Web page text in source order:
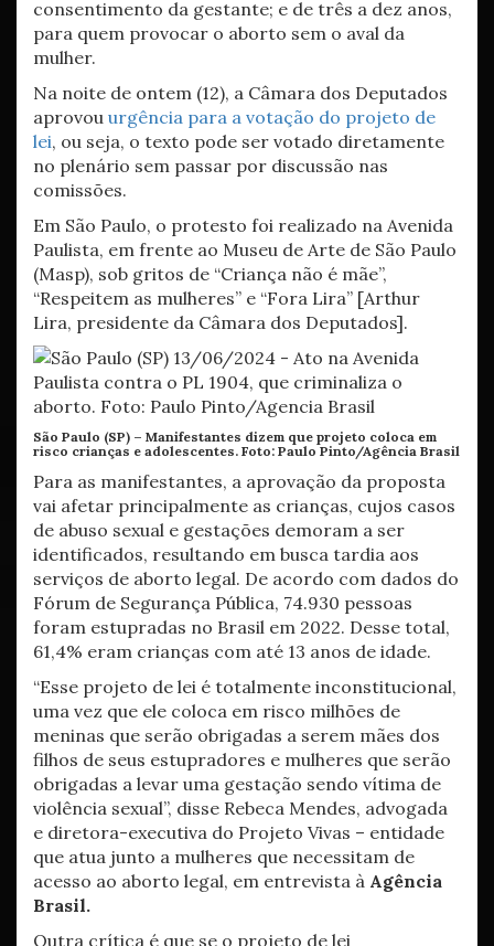
consentimento da gestante; e de três a dez anos,
para quem provocar o aborto sem o aval da
mulher.
Na noite de ontem (12), a Câmara dos Deputados
aprovou urgência para a votação do projeto de
lei, ou seja, o texto pode ser votado diretamente
no plenário sem passar por discussão nas
comissões.
Em São Paulo, o protesto foi realizado na Avenida
Paulista, em frente ao Museu de Arte de São Paulo
(Masp), sob gritos de “Criança não é mãe”,
“Respeitem as mulheres” e “Fora Lira” [Arthur
Lira, presidente da Câmara dos Deputados].
São Paulo (SP) – Manifestantes dizem que projeto coloca em
risco crianças e adolescentes. Foto: Paulo Pinto/Agência Brasil
Para as manifestantes, a aprovação da proposta
vai afetar principalmente as crianças, cujos casos
de abuso sexual e gestações demoram a ser
identificados, resultando em busca tardia aos
serviços de aborto legal. De acordo com dados do
Fórum de Segurança Pública, 74.930 pessoas
foram estupradas no Brasil em 2022. Desse total,
61,4% eram crianças com até 13 anos de idade.
“Esse projeto de lei é totalmente inconstitucional,
uma vez que ele coloca em risco milhões de
meninas que serão obrigadas a serem mães dos
filhos de seus estupradores e mulheres que serão
obrigadas a levar uma gestação sendo vítima de
violência sexual”, disse Rebeca Mendes, advogada
e diretora-executiva do Projeto Vivas – entidade
que atua junto a mulheres que necessitam de
acesso ao aborto legal, em entrevista à Agência
Brasil.
Outra crítica é que se o projeto de lei